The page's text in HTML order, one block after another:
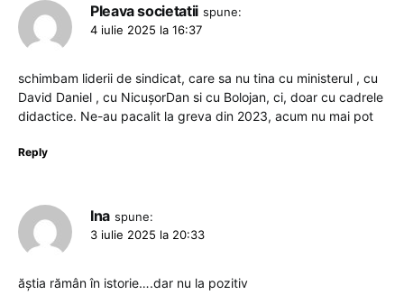
Pleava societatii spune:
4 iulie 2025 la 16:37
schimbam liderii de sindicat, care sa nu tina cu ministerul , cu
David Daniel , cu NicușorDan si cu Bolojan, ci, doar cu cadrele
didactice. Ne-au pacalit la greva din 2023, acum nu mai pot
Reply
Ina spune:
3 iulie 2025 la 20:33
ăștia rămân în istorie….dar nu la pozitiv